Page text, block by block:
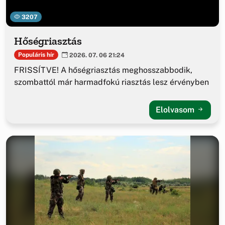
3207
Hőségriasztás
Populáris hír 2026. 07. 06 21:24
FRISSÍTVE! A hőségriasztás meghosszabbodik,
szombattól már harmadfokú riasztás lesz érvényben
Elolvasom